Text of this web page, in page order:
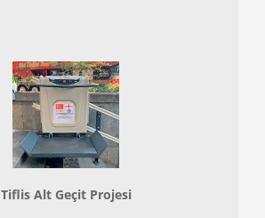
Tiflis Alt Geçit Projesi